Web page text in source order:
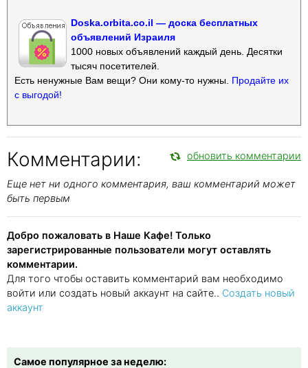
Doska.orbita.co.il — доска бесплатных
объявлений Израиля
1000 новых объявлений каждый день. Десятки
тысяч посетителей.
Есть ненужные Вам вещи? Они кому-то нужны. Продайте их
с выгодой!
Комментарии: обновить комментарии
Еще нет ни одного комментария, ваш комментарий может
быть первым
Добро пожаловать в Наше Кафе! Только
зарегистрированные пользователи могут оставлять
комментарии.
Для того чтобы оставить комментарий вам необходимо
войти или создать новый аккаунт на сайте.. Создать новый
аккаунт
Самое популярное за неделю: